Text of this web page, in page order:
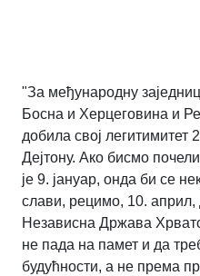
"За међународну
Босна и Херцеговина и
добила свој легитимитет
Дејтону. Ако бисмо
је 9. јануар, онда би се
слави, рецимо, 10. април,
Независна Држава
не пада на памет и да
будућности, а не према